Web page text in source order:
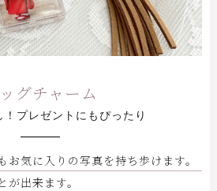
グチャーム
！プレゼントにもぴったり
お気に入りの写真を持ち歩けます。
出来ます。